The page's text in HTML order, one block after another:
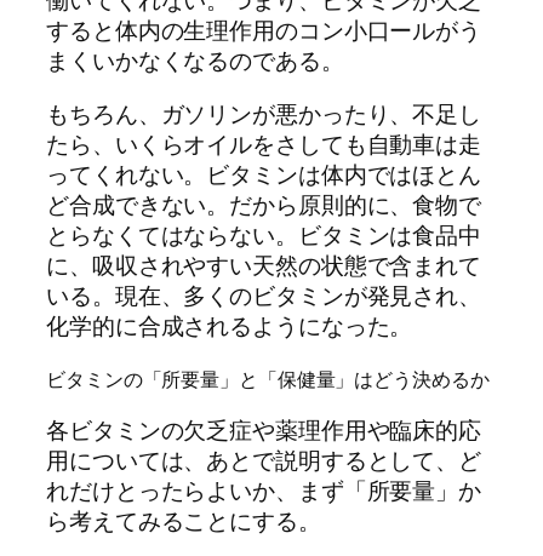
すると体内の生理作用のコン小口ールがう
まくいかなくなるのである。
もちろん、ガソリンが悪かったり、不足し
たら、いくらオイルをさしても自動車は走
ってくれない。ビタミンは体内ではほとん
ど合成できない。だから原則的に、食物で
とらなくてはならない。ビタミンは食品中
に、吸収されやすい天然の状態で含まれて
いる。現在、多くのビタミンが発見され、
化学的に合成されるようになった。
ビタミンの「所要量」と「保健量」はどう決めるか
各ビタミンの欠乏症や薬理作用や臨床的応
用については、あとで説明するとして、ど
れだけとったらよいか、まず「所要量」か
ら考えてみることにする。